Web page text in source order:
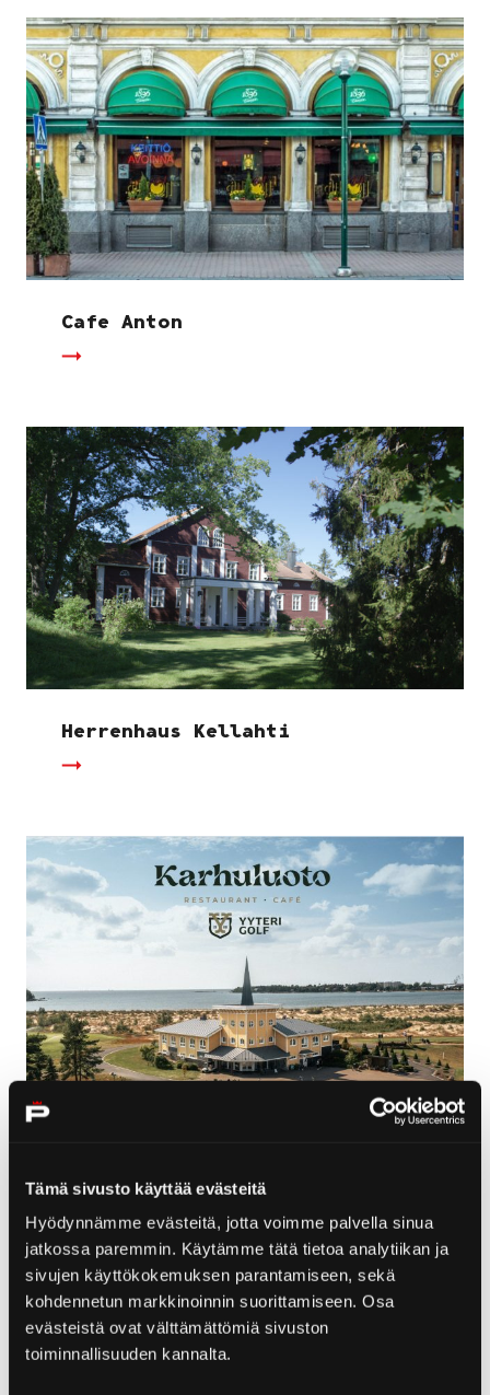
Tämä sivusto käyttää evästeitä
Hyödynnämme evästeitä, jotta voimme palvella sinua
jatkossa paremmin. Käytämme tätä tietoa analytiikan ja
sivujen käyttökokemuksen parantamiseen, sekä
kohdennetun markkinoinnin suorittamiseen. Osa
evästeistä ovat välttämättömiä sivuston
toiminnallisuuden kannalta.
Cafe Anton
Herrenhaus Kellahti